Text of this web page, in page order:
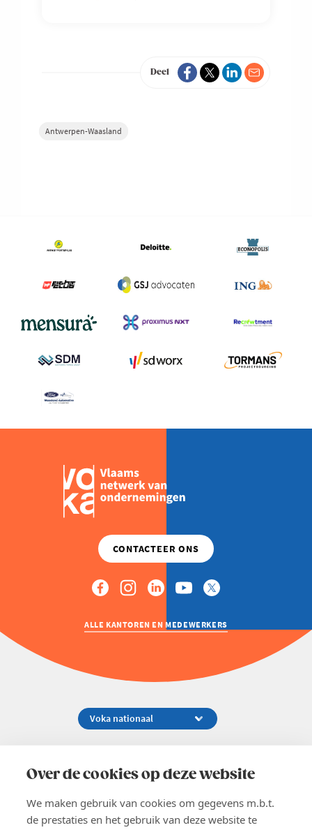
Over de cookies op deze website
We maken gebruik van cookies om gegevens m.b.t.
de prestaties en het gebruik van deze website te
Deel
Antwerpen-Waasland
ALLE KANTOREN EN MEDEWERKERS
02 229 81 11